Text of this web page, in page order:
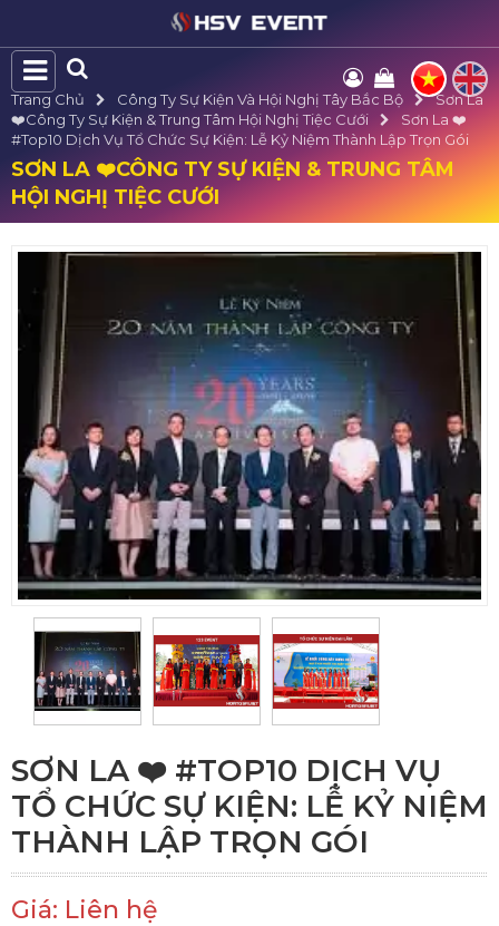
Trang Chủ Công Ty Sự Kiện Và Hội Nghị Tây Bắc Bộ
Sơn La
❤️️Công Ty Sự Kiện & Trung Tâm Hội Nghị Tiệc Cưới
Sơn La ❤️️
#top10 Dịch Vụ Tổ Chức Sự Kiện: Lễ Kỷ Niệm Thành Lập Trọn Gói
SƠN LA ❤️️CÔNG TY SỰ KIỆN & TRUNG TÂM
HỘI NGHỊ TIỆC CƯỚI
SƠN LA ❤️️ #TOP10 DỊCH VỤ
TỔ CHỨC SỰ KIỆN: LỄ KỶ NIỆM
THÀNH LẬP TRỌN GÓI
Giá: Liên hệ